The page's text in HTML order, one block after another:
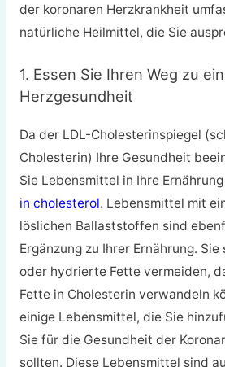
der koronaren Herzkrankheit
natürliche Heilmittel, die Sie
1. Essen Sie Ihren Weg zu
Herzgesundheit
Da der LDL-Cholesterinspiegel
Cholesterin) Ihre Gesundheit
Sie Lebensmittel in Ihre
in cholesterol. Lebensmittel mit
löslichen Ballaststoffen sind
Ergänzung zu Ihrer Ernährung.
oder hydrierte Fette vermeiden,
Fette in Cholesterin verwandeln
einige Lebensmittel, die Sie
Sie für die Gesundheit der
sollten. Diese Lebensmittel sind